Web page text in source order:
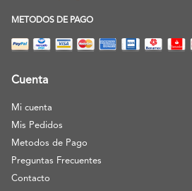
METODOS DE PAGO
Cuenta
Mi cuenta
Mis Pedidos
Metodos de Pago
Preguntas Frecuentes
Contacto